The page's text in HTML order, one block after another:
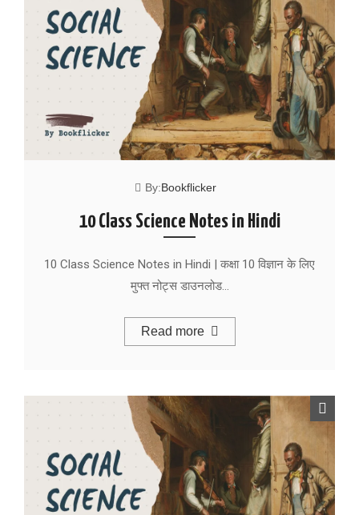
By:Bookflicker
10 Class Science Notes in Hindi
10 Class Science Notes in Hindi | कक्षा 10 विज्ञान के लिए
मुफ्त नोट्स डाउनलोड…
Read more